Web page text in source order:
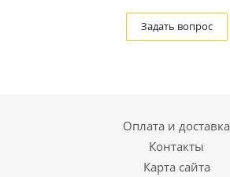
Задать вопрос
Оплата и доставка
Контакты
Карта сайта